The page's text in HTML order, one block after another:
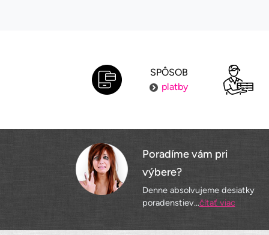
SPÔSOB
platby
Poradíme vám pri
výbere?
Denne absolvujeme desiatky
poradenstiev...čítať viac